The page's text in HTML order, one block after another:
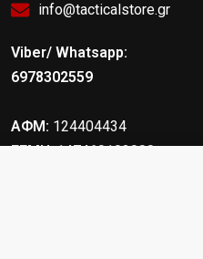
info@tacticalstore.gr
Viber/ Whatsapp:
6978302559
ΑΦΜ: 124404434
ΓΕΜΗ: 147469103000